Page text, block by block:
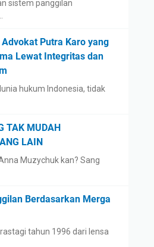
sistem panggilan
Putra Karo yang
Lewat Integritas dan
hukum Indonesia, tidak
TAK MUDAH
LAIN
Muzychuk kan? Sang
Berdasarkan Merga
tahun 1996 dari lensa